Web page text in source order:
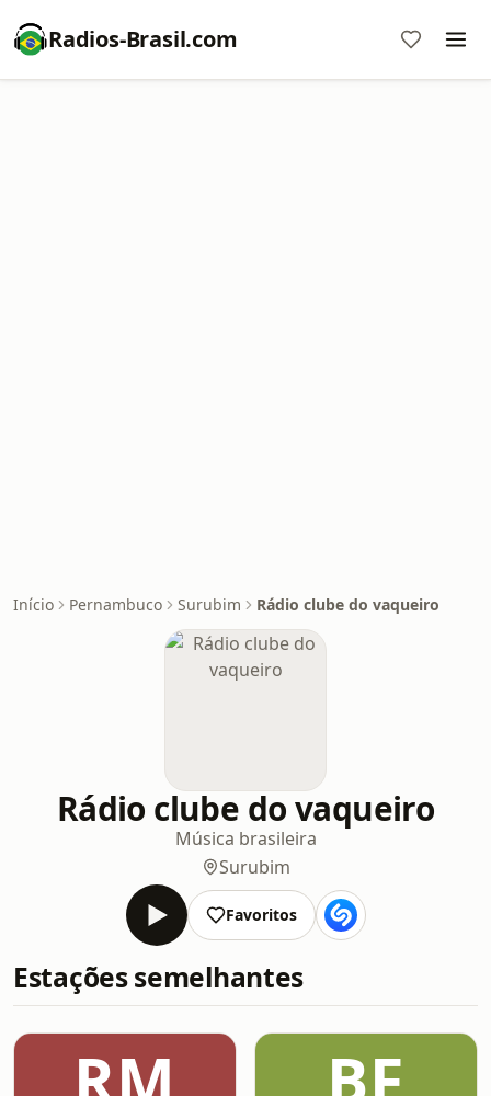
Radios-Brasil.com
Início Pernambuco Surubim Rádio clube do vaqueiro
Rádio clube do vaqueiro
Música brasileira
Surubim
Favoritos
Estações semelhantes